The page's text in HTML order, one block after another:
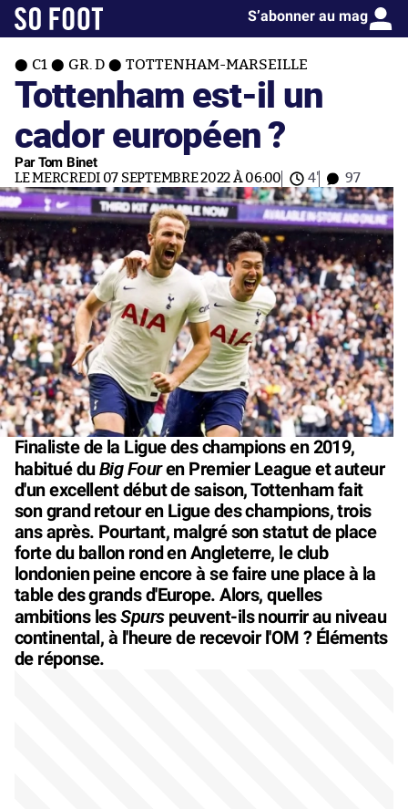
S’abonner au mag
C1 GR. D TOTTENHAM-MARSEILLE
Tottenham est-il un
cador européen ?
Par Tom Binet
LE MERCREDI 07 SEPTEMBRE 2022 À 06:00 4' 97
Finaliste de la Ligue des champions en 2019,
habitué duBig Fouren Premier League et auteur
d'un excellent début de saison, Tottenham fait
son grand retour en Ligue des champions, trois
ans après. Pourtant, malgré son statut de place
forte du ballon rond en Angleterre, le club
londonien peine encore à se faire une place à la
table des grands d'Europe. Alors, quelles
ambitions lesSpurspeuvent-ils nourrir au niveau
continental, à l'heure de recevoir l'OM ? Éléments
de réponse.